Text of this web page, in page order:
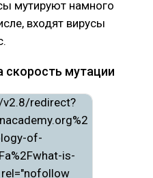
мутируют намного
входят вирусы
мутации